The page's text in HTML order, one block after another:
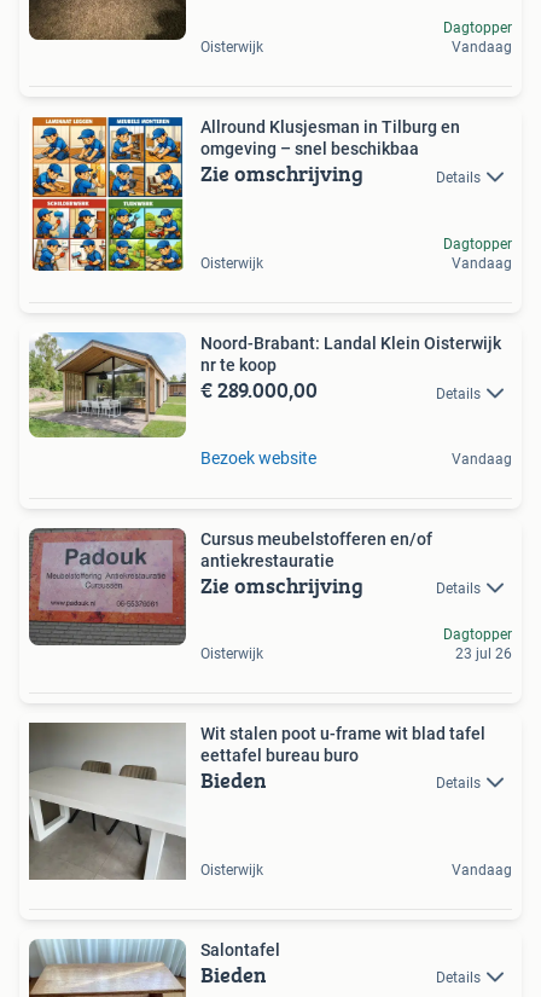
Oisterwijk
Dagtopper
Vandaag
Allround Klusjesman in Tilburg en
omgeving – snel beschikbaa
Zie omschrijving Details
Oisterwijk
Dagtopper
Vandaag
Noord-Brabant: Landal Klein Oisterwijk
nr te koop
€ 289.000,00 Details
Bezoek website Vandaag
Cursus meubelstofferen en/of
antiekrestauratie
Zie omschrijving Details
Oisterwijk
Dagtopper
23 jul 26
Wit stalen poot u-frame wit blad tafel
eettafel bureau buro
Bieden Details
Oisterwijk Vandaag
Salontafel
Bieden Details